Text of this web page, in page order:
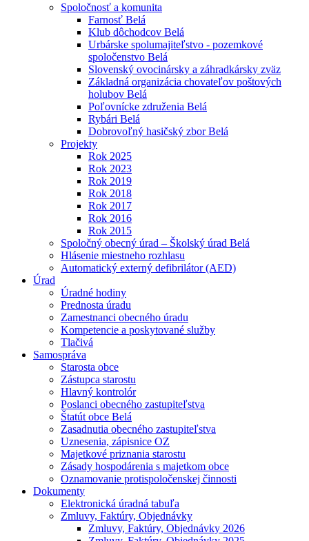
Spoločnosť a komunita
Farnosť Belá
Klub dôchodcov Belá
Urbárske spolumajiteľstvo - pozemkové
spoločenstvo Belá
Slovenský ovocinársky a záhradkársky zväz
Základná organizácia chovateľov poštových
holubov Belá
Poľovnícke združenia Belá
Rybári Belá
Dobrovoľný hasičský zbor Belá
Projekty
Rok 2025
Rok 2023
Rok 2019
Rok 2018
Rok 2017
Rok 2016
Rok 2015
Spoločný obecný úrad – Školský úrad Belá
Hlásenie miestneho rozhlasu
Automatický externý defibrilátor (AED)
Úrad
Úradné hodiny
Prednosta úradu
Zamestnanci obecného úradu
Kompetencie a poskytované služby
Tlačivá
Samospráva
Starosta obce
Zástupca starostu
Hlavný kontrolór
Poslanci obecného zastupiteľstva
Štatút obce Belá
Zasadnutia obecného zastupiteľstva
Uznesenia, zápisnice OZ
Majetkové priznania starostu
Zásady hospodárenia s majetkom obce
Oznamovanie protispoločenskej činnosti
Dokumenty
Elektronická úradná tabuľa
Zmluvy, Faktúry, Objednávky
Zmluvy, Faktúry, Objednávky 2026